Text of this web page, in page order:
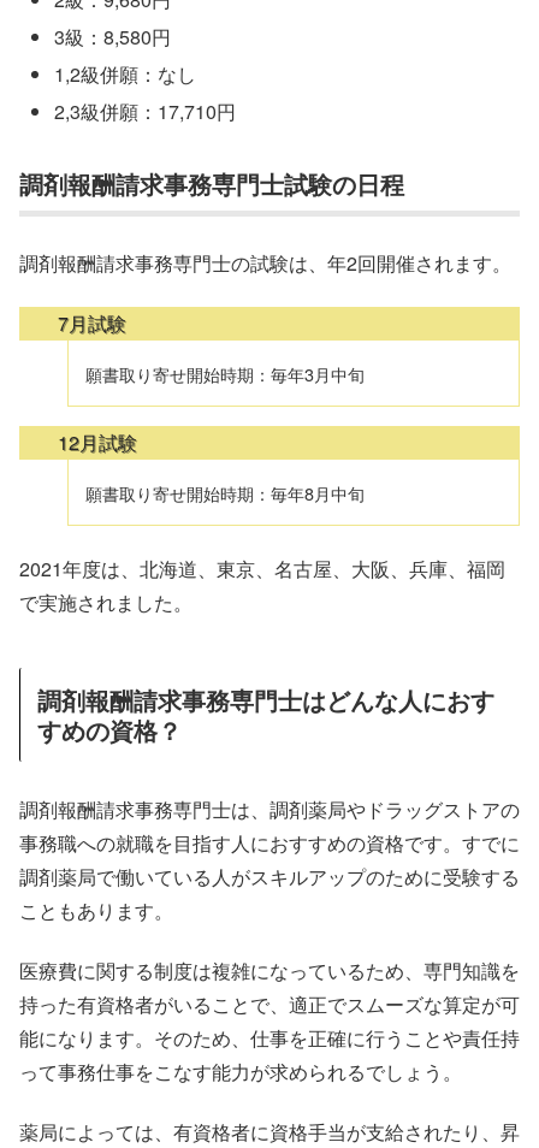
3級：8,580円
1,2級併願：なし
2,3級併願：17,710円
調剤報酬請求事務専門士試験の日程
調剤報酬請求事務専門士の試験は、年2回開催されます。
7月試験
願書取り寄せ開始時期：毎年3月中旬
12月試験
願書取り寄せ開始時期：毎年8月中旬
2021年度は、北海道、東京、名古屋、大阪、兵庫、福岡
で実施されました。
調剤報酬請求事務専門士はどんな人におす
すめの資格？
調剤報酬請求事務専門士は、調剤薬局やドラッグストアの
事務職への就職を目指す人におすすめの資格です。すでに
調剤薬局で働いている人がスキルアップのために受験する
こともあります。
医療費に関する制度は複雑になっているため、専門知識を
持った有資格者がいることで、適正でスムーズな算定が可
能になります。そのため、仕事を正確に行うことや責任持
って事務仕事をこなす能力が求められるでしょう。
薬局によっては、有資格者に資格手当が支給されたり、昇